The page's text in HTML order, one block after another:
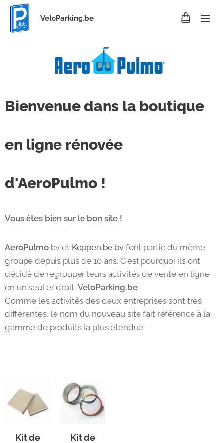
VeloParking.be
Bienvenue dans la boutique
en ligne rénovée
d'AeroPulmo !
Vous êtes bien sur le bon site !
AeroPulmo bv et Koppen.be bv font partie du même
groupe depuis plus de 10 ans. C'est pourquoi ils ont
décidé de regrouper leurs activités de vente en ligne
en un seul endroit: VeloParking.be.
Comme les activités des deux entreprises sont très
différentes, le nom du nouveau site fait référence à la
gamme de produits la plus étendue.
Kit de
Kit de